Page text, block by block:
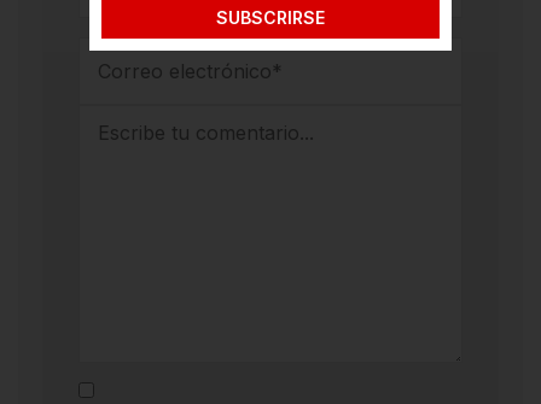
SUBSCRIRSE